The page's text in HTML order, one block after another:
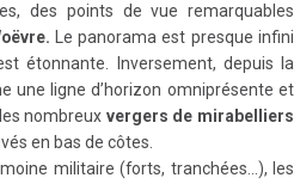
des points de vue remarquables
Le panorama est presque infini
étonnante. Inversement, depuis la
une ligne d’horizon omniprésente et
nombreux vergers de mirabelliers
en bas de côtes.
militaire (forts, tranchées…), les